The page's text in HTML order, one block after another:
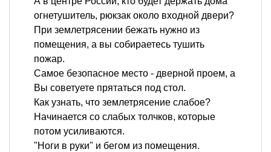
огнетушитель, рюкзак около входной двери?
При землетрясении бежать нужно из
помещения, а вы собираетесь тушить
пожар.
Самое безопасное место - дверной проем, а
Вы советуете прятаться под стол.
Как узнать, что землетрясение слабое?
Начинается со слабых толчков, которые
потом усиливаются.
"Ноги в руки" и бегом из помещения.